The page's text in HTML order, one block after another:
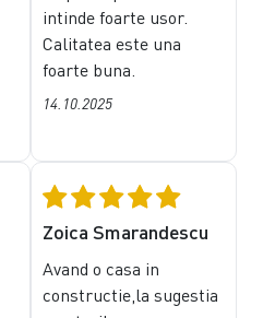
intinde foarte usor.
Calitatea este una
foarte buna.
14.10.2025
Zoica Smarandescu
Avand o casa in
constructie,la sugestia